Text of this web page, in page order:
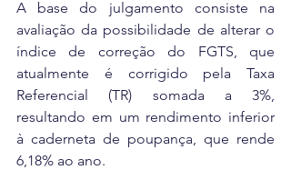
A base do julgamento consiste na
avaliação da possibilidade de alterar o
índice de correção do FGTS, que
atualmente é corrigido pela Taxa
Referencial (TR) somada a 3%,
resultando em um rendimento inferior
à caderneta de poupança, que rende
6,18% ao ano.